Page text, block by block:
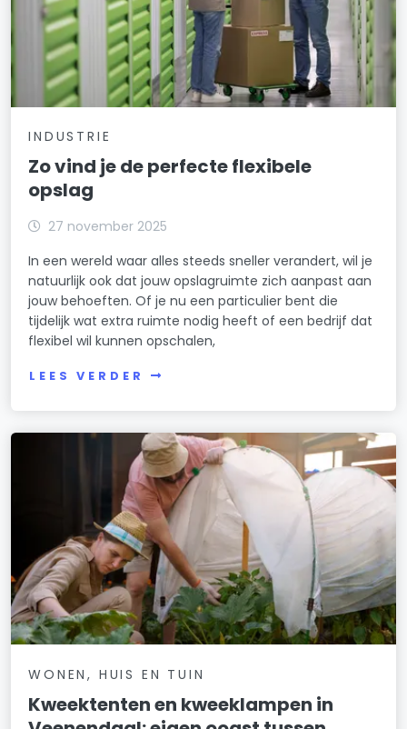
INDUSTRIE
Zo vind je de perfecte flexibele
opslag
27 november 2025
In een wereld waar alles steeds sneller verandert, wil je
natuurlijk ook dat jouw opslagruimte zich aanpast aan
jouw behoeften. Of je nu een particulier bent die
tijdelijk wat extra ruimte nodig heeft of een bedrijf dat
flexibel wil kunnen opschalen,
LEES VERDER
WONEN, HUIS EN TUIN
Kweektenten en kweeklampen in